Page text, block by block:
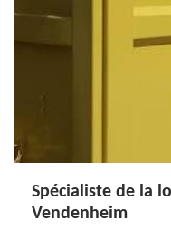
Spécialiste de la
Vendenheim